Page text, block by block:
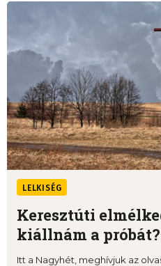
LELKISÉG
Keresztúti
kiállnám a próbát?
Itt a Nagyhét, meghívjuk az